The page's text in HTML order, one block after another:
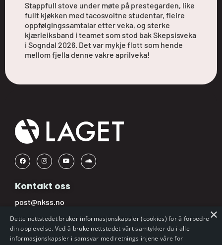
Stappfull stove under møte på prestegarden, like
fullt kjøkken med tacosvoltne studentar, fleire
oppfølgingssamtalar etter veka, og sterke
kjærleiksband i teamet som stod bak Skepsisveka
i Sogndal 2026. Det var mykje flott som hende
mellom fjella denne vakre aprilveka!
Kontakt oss
post@nkss.no
Tlf:22 99 24 24
(kl: 10:00-14:00)
×
Dette nettstedet bruker informasjonskapsler (cookies) for å forbedre
din opplevelse. Ved å bruke nettstedet vårt samtykker du i alle
informasjonskapsler i samsvar med retningslinjene våre for